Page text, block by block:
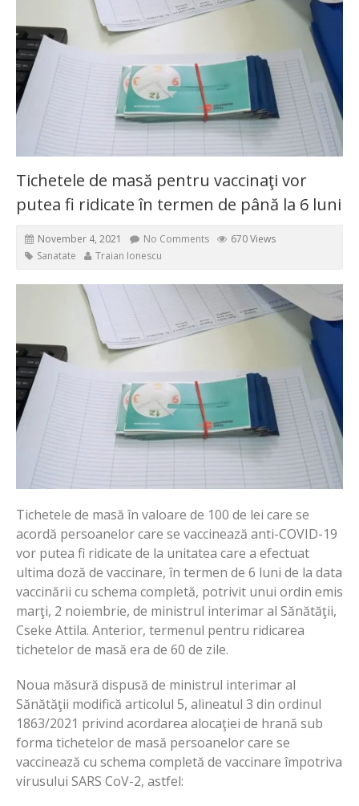
Tichetele de masă pentru vaccinaţi vor
putea fi ridicate în termen de până la 6 luni
November 4, 2021 No Comments
670 Views
Sanatate
Traian Ionescu
Tichetele de masă în valoare de 100 de lei care se
acordă persoanelor care se vaccinează anti-COVID-19
vor putea fi ridicate de la unitatea care a efectuat
ultima doză de vaccinare, în termen de 6 luni de la data
vaccinării cu schema completă, potrivit unui ordin emis
marţi, 2 noiembrie, de ministrul interimar al Sănătăţii,
Cseke Attila. Anterior, termenul pentru ridicarea
tichetelor de masă era de 60 de zile.
Noua măsură dispusă de ministrul interimar al
Sănătăţii modifică articolul 5, alineatul 3 din ordinul
1863/2021 privind acordarea alocaţiei de hrană sub
forma tichetelor de masă persoanelor care se
vaccinează cu schema completă de vaccinare împotriva
virusului SARS CoV-2, astfel: